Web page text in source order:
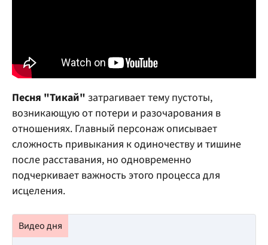
Песня "Тикай" затрагивает тему пустоты,
возникающую от потери и разочарования в
отношениях. Главный персонаж описывает
сложность привыкания к одиночеству и тишине
после расставания, но одновременно
подчеркивает важность этого процесса для
исцеления.